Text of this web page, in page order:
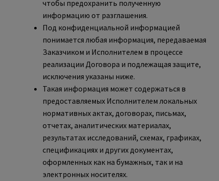
чтобы предохранить полученную
информацию от разглашения.
Под конфиденциальной информацией
понимается любая информация, передаваемая
Заказчиком и Исполнителем в процессе
реализации Договора и подлежащая защите,
исключения указаны ниже.
Такая информация может содержаться в
предоставляемых Исполнителем локальных
нормативных актах, договорах, письмах,
отчетах, аналитических материалах,
результатах исследований, схемах, графиках,
спецификациях и других документах,
оформленных как на бумажных, так и на
электронных носителях.